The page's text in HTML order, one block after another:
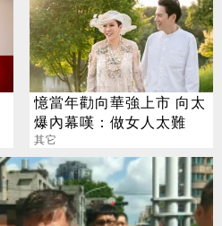
憶當年勸向華強上市 向太
爆內幕嘆：做女人太難
其它